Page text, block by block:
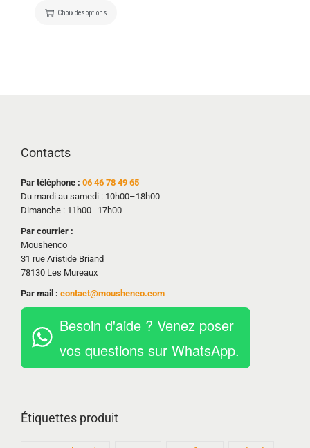
Choix des options
Contacts
Par téléphone : 06 46 78 49 65
Du mardi au samedi : 10h00–18h00
Dimanche : 11h00–17h00
Par courrier :
Moushenco
31 rue Aristide Briand
78130 Les Mureaux
Par mail : contact@moushenco.com
Besoin d'aide ? Venez poser
vos questions sur WhatsApp.
Étiquettes produit